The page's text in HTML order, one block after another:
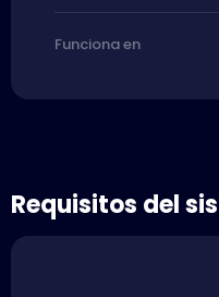
Funciona en
Requisitos del